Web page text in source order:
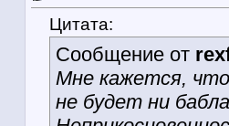
Цитата:
Сообщение от
Мне кажется,
не будет ни